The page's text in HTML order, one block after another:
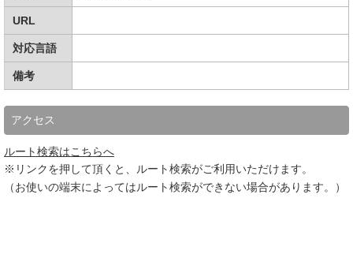
URL
対応言語
備考
アクセス
ルート検索はこちらへ
※リンクを押して頂くと、ルート検索がご利用いただけます。
（お使いの端末によってはルート検索ができない場合があります。）